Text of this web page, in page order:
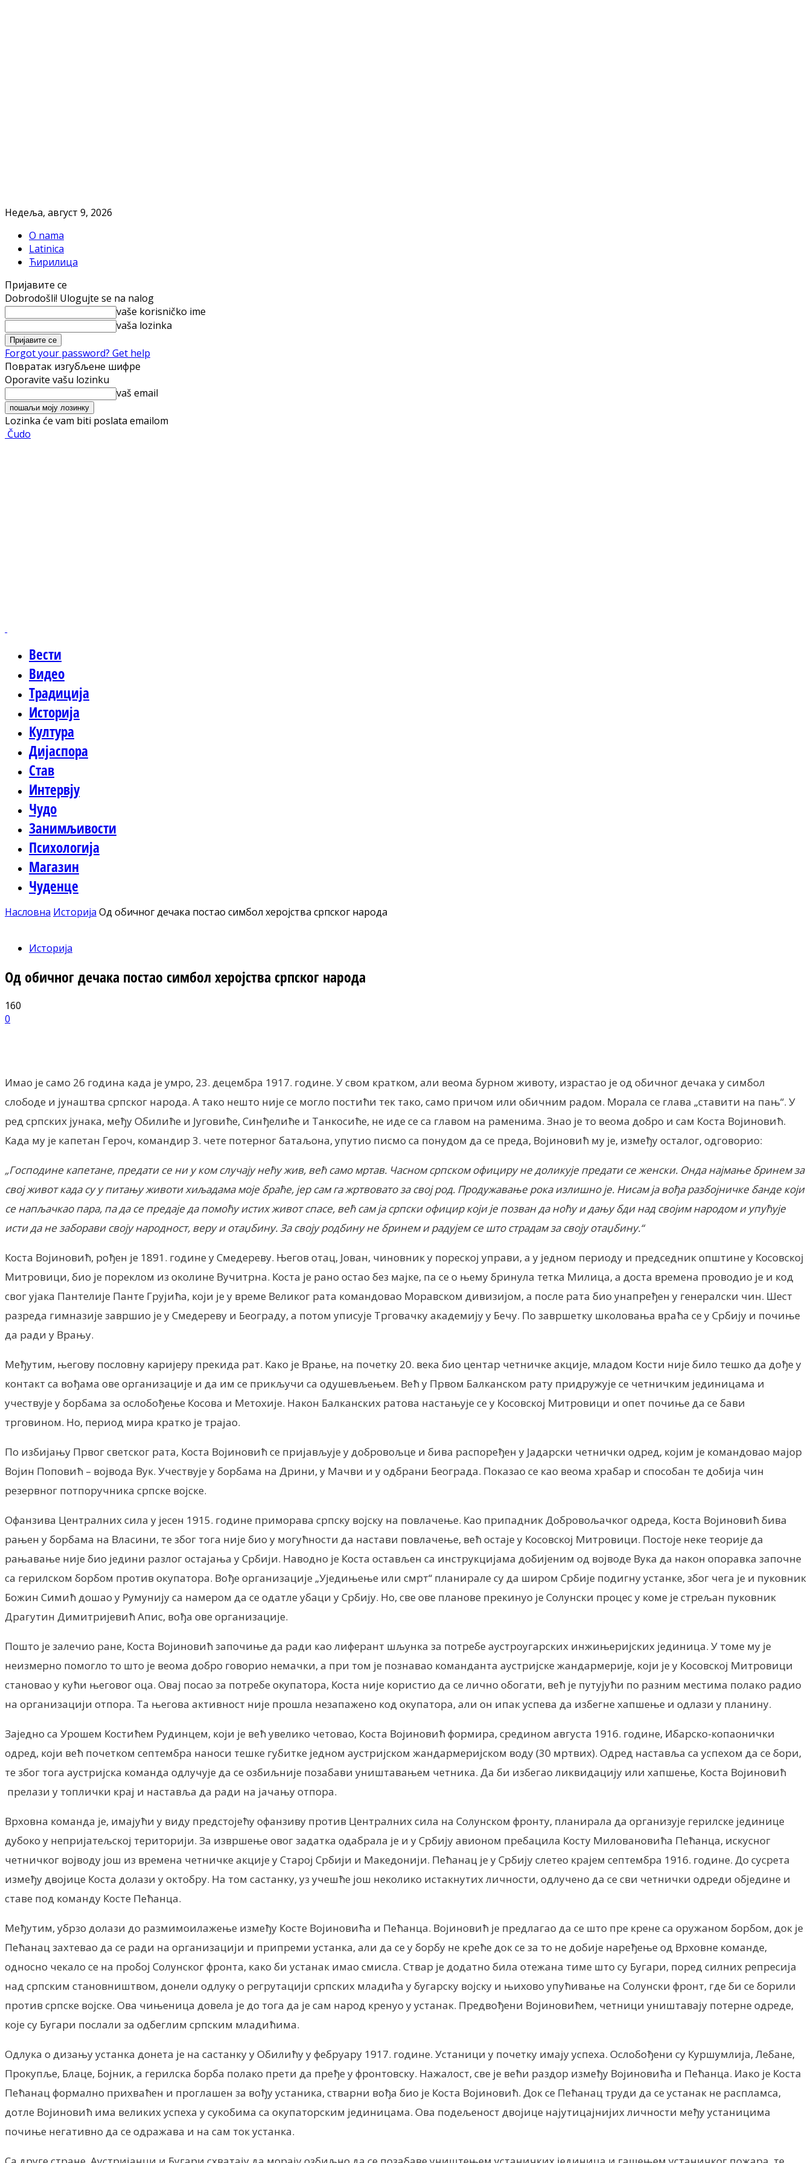
Недеља, август 9, 2026
O nama
Latinica
Ћирилица
Пријавите се
Dobrodošli! Ulogujte se na nalog
vaše korisničko ime
vaša lozinka
Forgot your password? Get help
Повратак изгубљене шифре
Oporavite vašu lozinku
vaš email
Lozinka će vam biti poslata emailom
Čudo
Вести
Видео
Традиција
Историја
Култура
Дијаспора
Став
Интервју
Чудо
Занимљивости
Психологија
Магазин
Чуденце
Насловна Историја Од обичног дечака постао симбол херојства српског народа
Историја
Од обичног дечака постао симбол херојства српског народа
160
0
Имао је само 26 година када је умро, 23. децембра 1917. године. У свом кратком, али веома бурном животу, израстао је од обичног дечака у симбол
слободе и јунаштва српског народа. А тако нешто није се могло постићи тек тако, само причом или обичним радом. Морала се глава „ставити на пањ“. У
ред српских јунака, међу Обилиће и Југовиће, Синђелиће и Танкосиће, не иде се са главом на раменима. Знао је то веома добро и сам Коста Војиновић.
Када му је капетан Героч, командир 3. чете потерног батаљона, упутио писмо са понудом да се преда, Војиновић му је, између осталог, одговорио:
„Господине капетане, предати се ни у ком случају нећу жив, већ само мртав. Часном српском официру не доликује предати се женски. Онда најмање бринем за
свој живот када су у питању животи хиљадама моје браће, јер сам га жртвовато за свој род. Продужавање рока излишно је. Нисам ја вођа разбојничке банде који
се напљачкао пара, па да се предаје да помоћу истих живот спасе, већ сам ја српски официр који је позван да ноћу и дању бди над својим народом и упућује
исти да не заборави своју народност, веру и отаџбину. За своју родбину не бринем и радујем се што страдам за своју отаџбину.“
Коста Војиновић, рођен је 1891. године у Смедереву. Његов отац, Јован, чиновник у пореској управи, а у једном периоду и председник општине у Косовској
Митровици, био је пореклом из околине Вучитрна. Коста је рано остао без мајке, па се о њему бринула тетка Милица, а доста времена проводио је и код
свог ујака Пантелије Панте Грујића, који је у време Великог рата командовао Моравском дивизијом, а после рата био унапређен у генералски чин. Шест
разреда гимназије завршио је у Смедереву и Београду, а потом уписује Трговачку академију у Бечу. По завршетку школовања враћа се у Србију и почиње
да ради у Врању.
Међутим, његову пословну каријеру прекида рат. Како је Врање, на почетку 20. века био центар четничке акције, младом Кости није било тешко да дође у
контакт са вођама ове организације и да им се прикључи са одушевљењем. Већ у Првом Балканском рату придружује се четничким јединицама и
учествује у борбама за ослобођење Косова и Метохије. Након Балканских ратова настањује се у Косовској Митровици и опет почиње да се бави
трговином. Но, период мира кратко је трајао.
По избијању Првог светског рата, Коста Војиновић се пријављује у добровољце и бива распоређен у Јадарски четнички одред, којим је командовао мајор
Војин Поповић – војвода Вук. Учествује у борбама на Дрини, у Мачви и у одбрани Београда. Показао се као веома храбар и способан те добија чин
резервног потпоручника српске војске.
Офанзива Централних сила у јесен 1915. године приморава српску војску на повлачење. Као припадник Добровољачког одреда, Коста Војиновић бива
рањен у борбама на Власини, те због тога није био у могућности да настави повлачење, већ остаје у Косовској Митровици. Постоје неке теорије да
рањавање није био једини разлог остајања у Србији. Наводно је Коста остављен са инструкцијама добијеним од војводе Вука да након опоравка започне
са герилском борбом против окупатора. Вође организације „Уједињење или смрт“ планирале су да широм Србије подигну устанке, због чега је и пуковник
Божин Симић дошао у Румунију са намером да се одатле убаци у Србију. Но, све ове планове прекинуо је Солунски процес у коме је стрељан пуковник
Драгутин Димитријевић Апис, вођа ове организације.
Пошто је залечио ране, Коста Војиновић започиње да ради као лиферант шљунка за потребе аустроугарских инжињеријских јединица. У томе му је
неизмерно помогло то што је веома добро говорио немачки, а при том је познавао команданта аустријске жандармерије, који је у Косовској Митровици
становао у кући његовог оца. Овај посао за потребе окупатора, Коста није користио да се лично обогати, већ је путујући по разним местима полако радио
на организацији отпора. Та његова активност није прошла незапажено код окупатора, али он ипак успева да избегне хапшење и одлази у планину.
Заједно са Урошем Костићем Рудинцем, који је већ увелико четовао, Коста Војиновић формира, средином августа 1916. године, Ибарско-копаонички
одред, који већ почетком септембра наноси тешке губитке једном аустријском жандармеријском воду (30 мртвих). Одред наставља са успехом да се бори,
те због тога аустријска команда одлучује да се озбиљније позабави уништавањем четника. Да би избегао ликвидацију или хапшење, Коста Војиновић
прелази у топлички крај и наставља да ради на јачању отпора.
Врховна команда је, имајући у виду предстојећу офанзиву против Централних сила на Солунском фронту, планирала да организује герилске јединице
дубоко у непријатељској територији. За извршење овог задатка одабрала је и у Србију авионом пребацила Косту Миловановића Пећанца, искусног
четничког војводу још из времена четничке акције у Старој Србији и Македонији. Пећанац је у Србију слетео крајем септембра 1916. године. До сусрета
између двојице Коста долази у октобру. На том састанку, уз учешће још неколико истакнутих личности, одлучено да се сви четнички одреди обједине и
ставе под команду Косте Пећанца.
Међутим, убрзо долази до размимоилажење између Косте Војиновића и Пећанца. Војиновић је предлагао да се што пре крене са оружаном борбом, док је
Пећанац захтевао да се ради на организацији и припреми устанка, али да се у борбу не креће док се за то не добије наређење од Врховне команде,
односно чекало се на пробој Солунског фронта, како би устанак имао смисла. Ствар је додатно била отежана тиме што су Бугари, поред силних репресија
над српским становништвом, донели одлуку о регрутацији српских младића у бугарску војску и њихово упућивање на Солунски фронт, где би се борили
против српске војске. Ова чињеница довела је до тога да је сам народ кренуо у устанак. Предвођени Војиновићем, четници уништавају потерне одреде,
које су Бугари послали за одбеглим српским младићима.
Одлука о дизању устанка донета је на састанку у Обилићу у фебруару 1917. године. Устаници у почетку имају успеха. Ослобођени су Куршумлија, Лебане,
Прокупље, Блаце, Бојник, а герилска борба полако прети да пређе у фронтовску. Нажалост, све је већи раздор између Војиновића и Пећанца. Иако је Коста
Пећанац формално прихваћен и проглашен за вођу устаника, стварни вођа био је Коста Војиновић. Док се Пећанац труди да се устанак не распламса,
дотле Војиновић има великих успеха у сукобима са окупаторским јединицама. Ова подељеност двојице најутицајнијих личности међу устаницима
почиње негативно да се одражава и на сам ток устанка.